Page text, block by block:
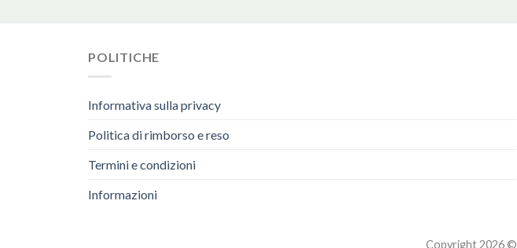
POLITICHE
Informativa sulla privacy
Politica di rimborso e reso
Termini e condizioni
Informazioni
Copyright 2026 ©